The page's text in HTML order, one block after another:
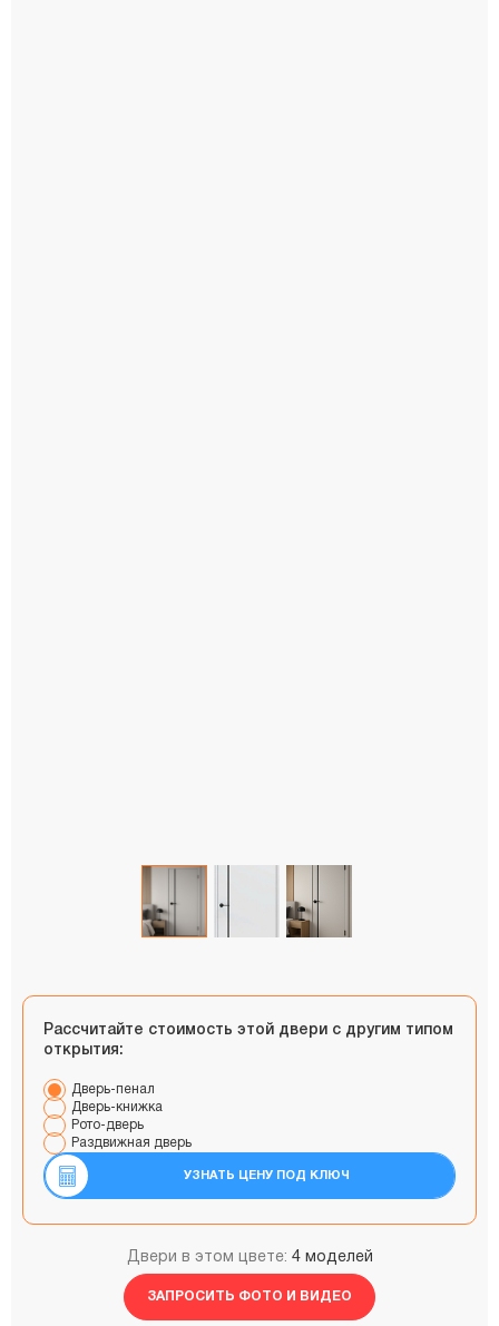
Рассчитайте стоимость этой двери с другим типом
открытия:
Дверь-пенал
Дверь-книжка
Рото-дверь
Раздвижная дверь
УЗНАТЬ ЦЕНУ ПОД КЛЮЧ
Двери в этом цвете: 4 моделей
ЗАПРОСИТЬ ФОТО И ВИДЕО